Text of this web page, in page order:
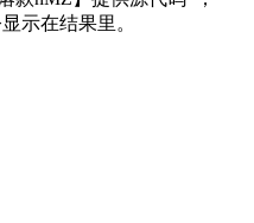
示在结果里。